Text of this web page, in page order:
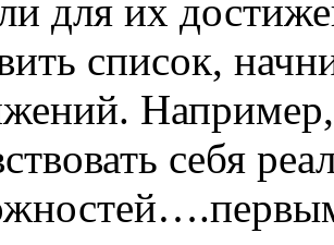
для их
список,
себя